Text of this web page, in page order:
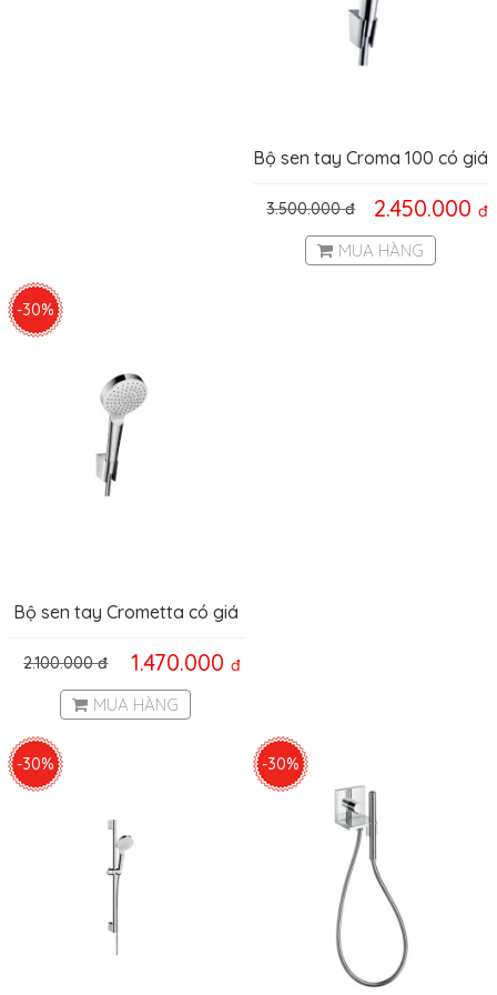
Bộ sen tay Croma 100 có giá
2.450.000đ
3.500.000đ
MUA HÀNG
Bộ sen tay Crometta có giá
1.470.000đ
2.100.000đ
-30%
MUA HÀNG
-30% -30%